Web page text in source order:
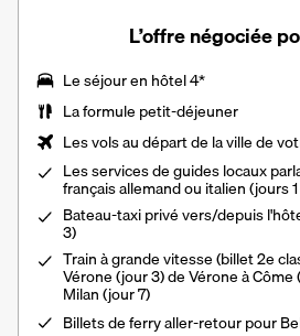
L’offre négociée
Le séjour en hôtel 4*
La formule petit-déjeuner
Les vols au départ de la ville de
Les services de guides locaux
français allemand ou italien (jours
Bateau-taxi privé vers/depuis
3)
Train à grande vitesse (billet 2e
Vérone (jour 3) de Vérone à Côme
Milan (jour 7)
Billets de ferry aller-retour pour